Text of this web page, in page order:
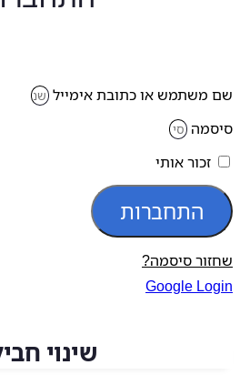
או כתובת אימייל
זכור אותי
התחברות
סיסמה?
Google
שינוי חבילה